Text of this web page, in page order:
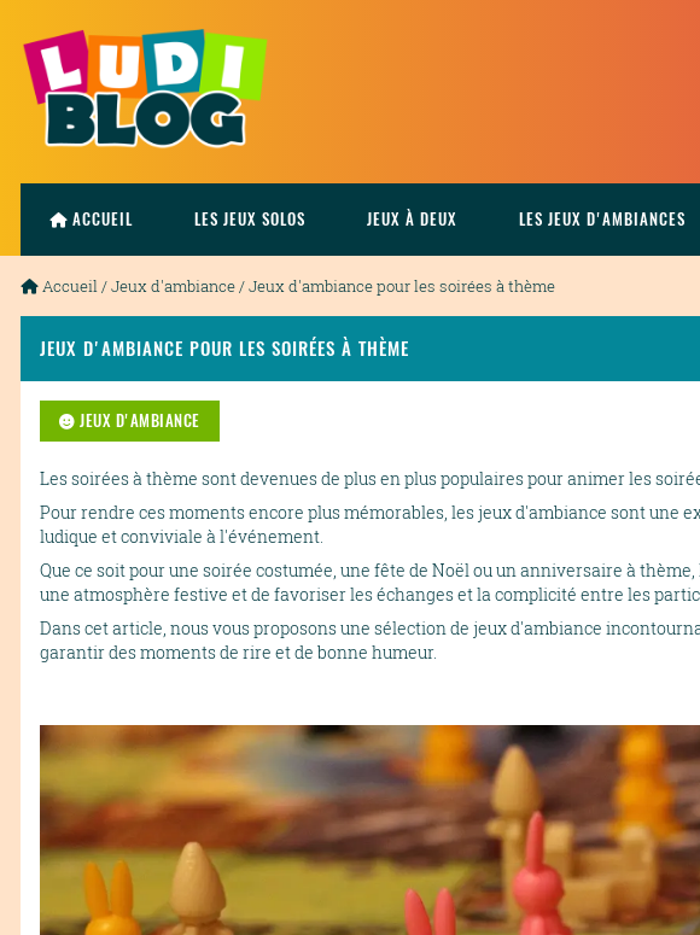
ACCUEIL LES JEUX SOLOS JEUX À DEUX LES JEUX D'AMBIANCES
Accueil/Jeux d'ambiance/ Jeux d'ambiance pour les soirées à thème
JEUX D'AMBIANCE POUR LES SOIRÉES À THÈME
JEUX D'AMBIANCE
Les soirées à thème sont devenues de plus en plus populaires pour animer les
Pour rendre ces moments encore plus mémorables, les jeux d'ambiance sont une
ludique et conviviale à l'événement.
Que ce soit pour une soirée costumée, une fête de Noël ou un anniversaire à
une atmosphère festive et de favoriser les échanges et la complicité entre les
Dans cet article, nous vous proposons une sélection de jeux d'ambiance
garantir des moments de rire et de bonne humeur.